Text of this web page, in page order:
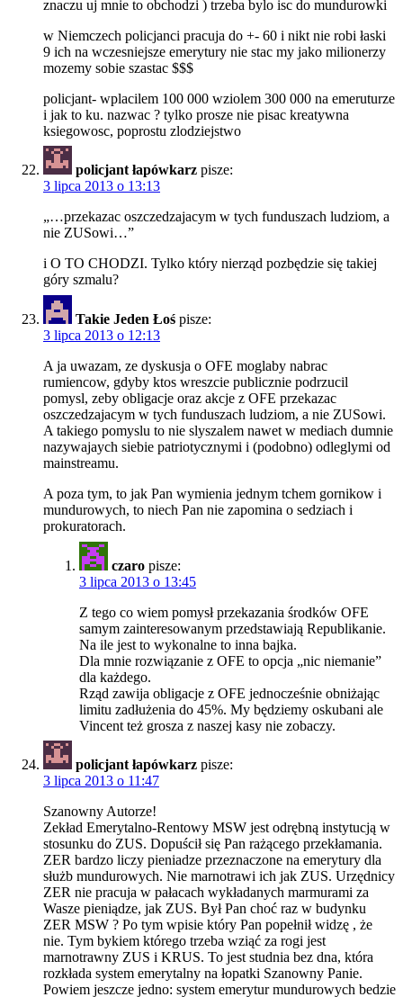
znaczu uj mnie to obchodzi ) trzeba bylo isc do mundurowki
w Niemczech policjanci pracuja do +- 60 i nikt nie robi łaski
9 ich na wczesniejsze emerytury nie stac my jako milionerzy
mozemy sobie szastac $$$
policjant- wplacilem 100 000 wziolem 300 000 na emeruturze
i jak to ku. nazwac ? tylko prosze nie pisac kreatywna
ksiegowosc, poprostu zlodziejstwo
policjant łapówkarz pisze:
3 lipca 2013 o 13:13
„…przekazac oszczedzajacym w tych funduszach ludziom, a
nie ZUSowi…”
i O TO CHODZI. Tylko który nierząd pozbędzie się takiej
góry szmalu?
Takie Jeden Łoś pisze:
3 lipca 2013 o 12:13
A ja uwazam, ze dyskusja o OFE moglaby nabrac
rumiencow, gdyby ktos wreszcie publicznie podrzucil
pomysl, zeby obligacje oraz akcje z OFE przekazac
oszczedzajacym w tych funduszach ludziom, a nie ZUSowi.
A takiego pomyslu to nie slyszalem nawet w mediach dumnie
nazywajaych siebie patriotycznymi i (podobno) odleglymi od
mainstreamu.
A poza tym, to jak Pan wymienia jednym tchem gornikow i
mundurowych, to niech Pan nie zapomina o sedziach i
prokuratorach.
czaro pisze:
3 lipca 2013 o 13:45
Z tego co wiem pomysł przekazania środków OFE
samym zainteresowanym przedstawiają Republikanie.
Na ile jest to wykonalne to inna bajka.
Dla mnie rozwiązanie z OFE to opcja „nic niemanie”
dla każdego.
Rząd zawija obligacje z OFE jednocześnie obniżając
limitu zadłużenia do 45%. My będziemy oskubani ale
Vincent też grosza z naszej kasy nie zobaczy.
policjant łapówkarz pisze:
3 lipca 2013 o 11:47
Szanowny Autorze!
Zekład Emerytalno-Rentowy MSW jest odrębną instytucją w
stosunku do ZUS. Dopuścił się Pan rażącego przekłamania.
ZER bardzo liczy pieniadze przeznaczone na emerytury dla
służb mundurowych. Nie marnotrawi ich jak ZUS. Urzędnicy
ZER nie pracuja w pałacach wykładanych marmurami za
Wasze pieniądze, jak ZUS. Był Pan choć raz w budynku
ZER MSW ? Po tym wpisie który Pan popełnił widzę , że
nie. Tym bykiem którego trzeba wziąć za rogi jest
marnotrawny ZUS i KRUS. To jest studnia bez dna, która
rozkłada system emerytalny na łopatki Szanowny Panie.
Powiem jeszcze jedno: system emerytur mundurowych bedzie